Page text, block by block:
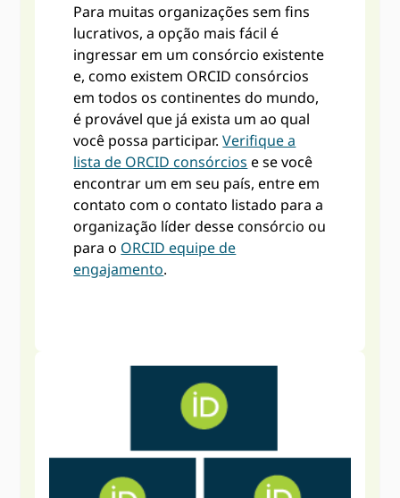
Para muitas organizações sem fins
lucrativos, a opção mais fácil é
ingressar em um consórcio existente
e, como existem ORCID consórcios
em todos os continentes do mundo,
é provável que já exista um ao qual
você possa participar.Verifique a
lista de ORCID consórcios e se você
encontrar um em seu país, entre em
contato com o contato listado para a
organização líder desse consórcio ou
para o ORCID equipe de
engajamento.